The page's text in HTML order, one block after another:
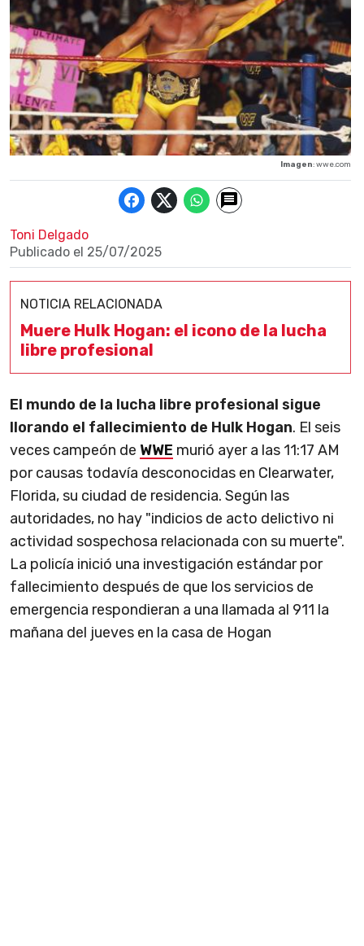
Imagen: wwe.com
Toni Delgado
Publicado el 25/07/2025
NOTICIA RELACIONADA
Muere Hulk Hogan: el icono de la lucha
libre profesional
El mundo de la lucha libre profesional sigue
llorando el fallecimiento de Hulk Hogan. El seis
veces campeón de WWE murió ayer a las 11:17 AM
por causas todavía desconocidas en Clearwater,
Florida, su ciudad de residencia. Según las
autoridades, no hay "indicios de acto delictivo ni
actividad sospechosa relacionada con su muerte".
La policía inició una investigación estándar por
fallecimiento después de que los servicios de
emergencia respondieran a una llamada al 911 la
mañana del jueves en la casa de Hogan